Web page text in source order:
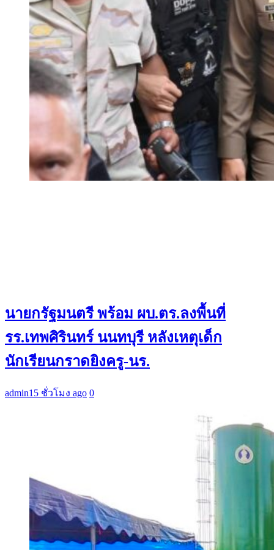
นายกรัฐมนตรี พร้อม ผบ.ตร.ลงพื้นที่
รร.เทพศิรินทร์ นนทบุรี หลังเหตุเด็ก
นักเรียนกราดยิงครู-นร.
admin15 ชั่วโมง ago 0